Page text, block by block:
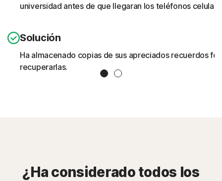
universidad antes de que llegaran los teléfonos
Solución
Ha almacenado copias de sus apreciados recuerdos
recuperarlas.
Slide 1 Slide 2
¿Ha considerado todos los